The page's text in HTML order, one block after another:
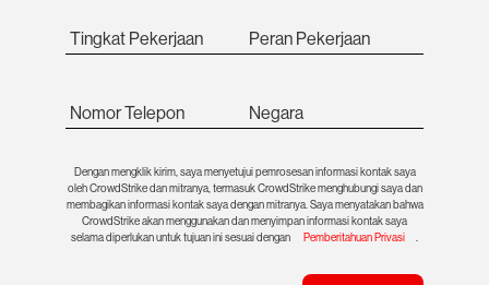
Tingkat Pekerjaan Peran Pekerjaan
Nomor Telepon Negara
Dengan mengklik kirim, saya menyetujui pemrosesan informasi kontak saya
oleh CrowdStrike dan mitranya, termasuk CrowdStrike menghubungi saya dan
membagikan informasi kontak saya dengan mitranya. Saya menyatakan bahwa
CrowdStrike akan menggunakan dan menyimpan informasi kontak saya
selama diperlukan untuk tujuan ini sesuai dengan
Pemberitahuan Privasi .